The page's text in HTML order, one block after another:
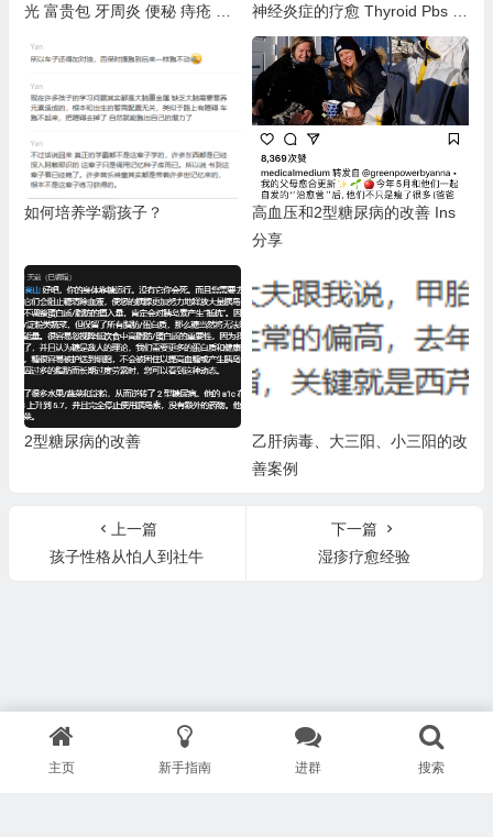
光 富贵包 牙周炎 便秘 痔疮 减
神经炎症的疗愈 Thyroid Pbs &
Neurological Symptoms
如何培养学霸孩子？
高血压和2型糖尿病的改善 Ins
分享
2型糖尿病的改善
乙肝病毒、大三阳、小三阳的改
善案例
上一篇
孩子性格从怕人到社牛
下一篇
湿疹疗愈经验
主页 新手指南 进群 搜索